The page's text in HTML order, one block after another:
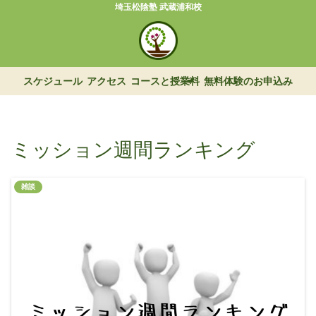
埼玉松陰塾 武蔵浦和校
スケジュール アクセス コースと授業料 無料体験のお申込み
ミッション週間ランキング
雑談